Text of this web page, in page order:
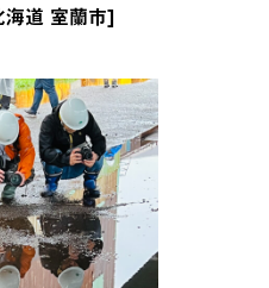
道 室蘭市]